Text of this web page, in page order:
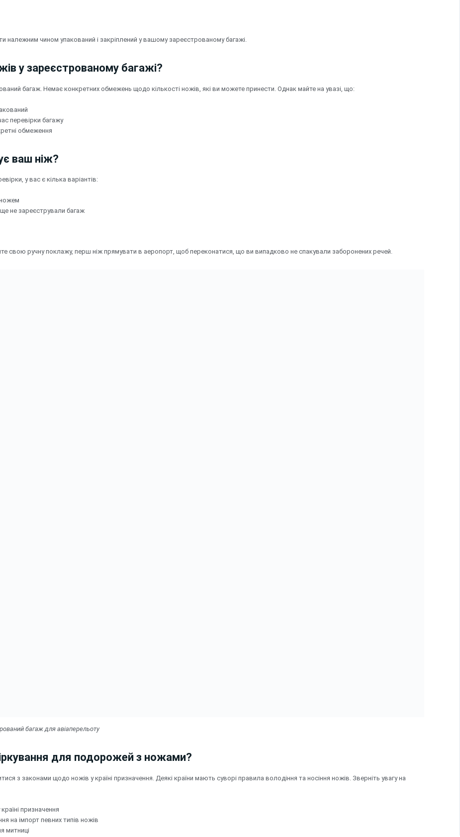
належним чином упакований і закріплений у вашому зареєстрованому багажі.
у зареєстрованому багажі?
багаж. Немає конкретних обмежень щодо кількості ножів, які ви можете принести. Однак майте на увазі, що:
перевірки багажу
обмеження
ваш ніж?
у вас є кілька варіантів:
ножем
не зареєстрували багаж
свою ручну поклажу, перш ніж прямувати в аеропорт, щоб переконатися, що ви випадково не спакували заборонених речей.
багаж для авіаперельоту
для подорожей з ножами?
з законами щодо ножів у країні призначення. Деякі країни мають суворі правила володіння та носіння ножів. Зверніть увагу на
призначення
на імпорт певних типів ножів
митниці